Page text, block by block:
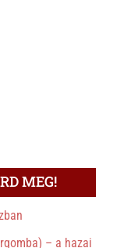
MEG!
– a hazai